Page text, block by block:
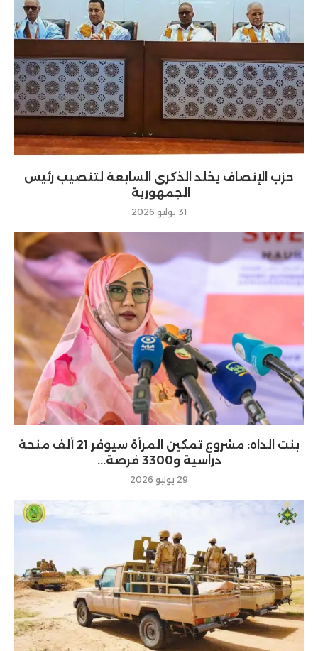
حزب الإنصاف يخلد الذكرى السابعة لتنصيب رئيس
الجمهورية
31 يوليو 2026
بنت الداه: مشروع تمكين المرأة سيوفر 21 ألف منحة
دراسية و3300 فرصة...
29 يوليو 2026